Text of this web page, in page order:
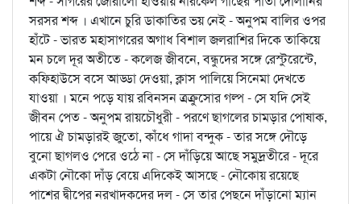
সরসর শব্দ । এখানে চুরি ডাকাতির ভয় নেই - অনুপম বালির ওপর
হাঁটে - ভারত মহাসাগরের অগাধ বিশাল জলরাশির দিকে তাকিয়ে
মন চলে দূর অতীতে - কলেজ জীবনে, বন্ধুদের সঙ্গে রেস্টুরেন্টে,
কফিহাউসে বসে আড্ডা দেওয়া, ক্লাস পালিয়ে সিনেমা দেখতে
যাওয়া । মনে পড়ে যায় রবিনসন ত্রক্রুসোর গল্প - সে যদি সেই
জীবন পেত - অনুপম রায়চৌধুরী - পরণে ছাগলের চামড়ার পোষাক,
পায়ে ঐ চামড়ারই জুতো, কাঁধে গাদা বন্দুক - তার সঙ্গে দৌড়ে
বুনো ছাগলও পেরে ওঠে না - সে দাঁড়িয়ে আছে সমুদ্রতীরে - দূরে
একটা নৌকো দাঁড় বেয়ে এদিকেই আসছে - নৌকোয় রয়েছে
পাশের দ্বীপের নরখাদকদের দল - সে তার পেছনে দাঁড়ানো ম্যান